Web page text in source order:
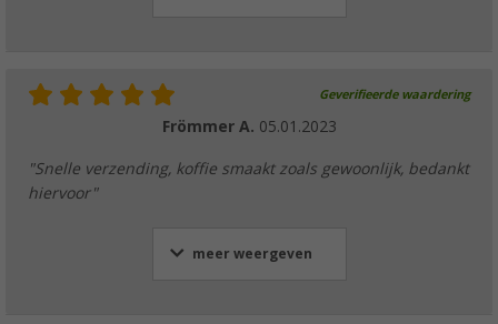
Geverifieerde waardering
Frömmer A. 05.01.2023
"Snelle verzending, koffie smaakt zoals gewoonlijk, bedankt
hiervoor"
meer weergeven